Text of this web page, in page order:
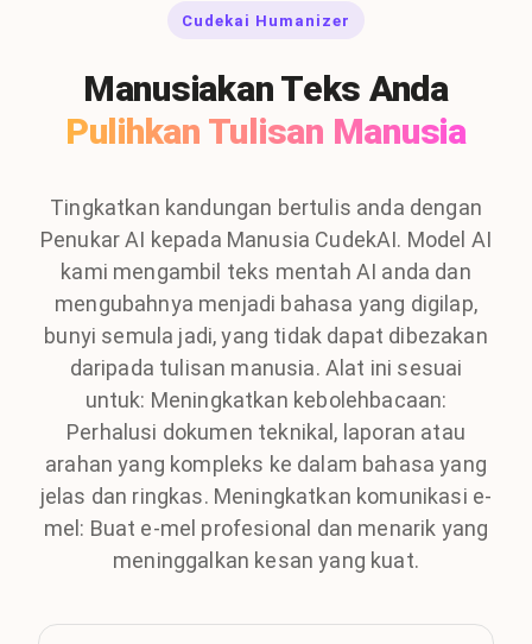
Cudekai Humanizer
Manusiakan Teks Anda
Pulihkan Tulisan Manusia
Tingkatkan kandungan bertulis anda dengan
Penukar AI kepada Manusia CudekAI. Model AI
kami mengambil teks mentah AI anda dan
mengubahnya menjadi bahasa yang digilap,
bunyi semula jadi, yang tidak dapat dibezakan
daripada tulisan manusia. Alat ini sesuai
untuk: Meningkatkan kebolehbacaan:
Perhalusi dokumen teknikal, laporan atau
arahan yang kompleks ke dalam bahasa yang
jelas dan ringkas. Meningkatkan komunikasi e-
mel: Buat e-mel profesional dan menarik yang
meninggalkan kesan yang kuat.